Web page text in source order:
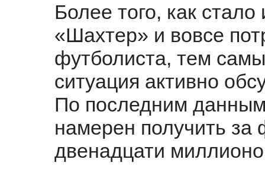
Более того, как
«Шахтер» и вовсе
футболиста, тем
ситуация активно
По последним
намерен получить за
двенадцати